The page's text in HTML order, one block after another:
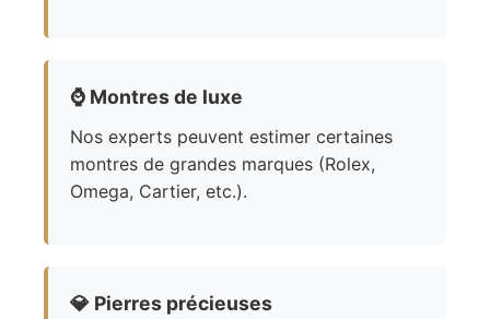
⌚ Montres de luxe
Nos experts peuvent estimer certaines
montres de grandes marques (Rolex,
Omega, Cartier, etc.).
💎 Pierres précieuses